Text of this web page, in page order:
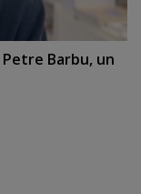
Barbu, un